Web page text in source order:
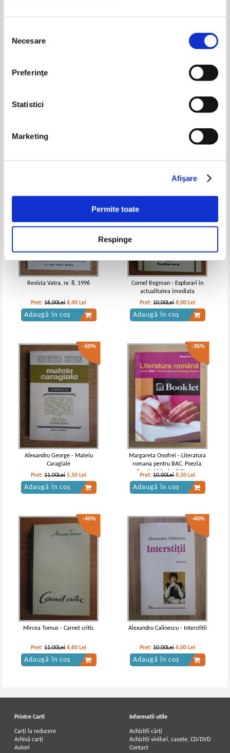
consimțământului
Necesare
Preferinţe
Statistici
Marketing
Afişare
Permite toate
Respinge
Adaugă în coș
Vasile Sandu - Opera lui Ion
Lei
Revista Vatra, nr. 8, 1996
Pret:16,00Lei 6,40 Lei
Adaugă în coș
Cornel Regman - Explorari in
actualitatea imediata
Pret:10,00Lei 6,00 Lei
Adaugă în coș
-50%
Alexandru George - Mateiu
Caragiale
Pret:11,00Lei 5,50 Lei
Adaugă în coș
-35%
Margareta Onofrei - Literatura
romana pentru BAC. Poezia.
Epoci si ideologii literare
Pret:10,00Lei 6,50 Lei
Adaugă în coș
-40%
Mircea Tomus - Carnet critic
Pret:11,00Lei 6,60 Lei
Adaugă în coș
-40%
Alexandru Calinescu - Interstitii
Pret:10,00Lei 6,00 Lei
Adaugă în coș
Printre Carti
Carți la reducere
Arhivă carți
Autori
Informatii utile
Achizitii cărți
Achizitii viniluri, casete, CD/DVD
Contact